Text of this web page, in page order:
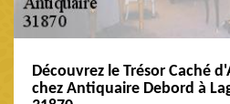
Découvrez le Trésor Caché
chez Antiquaire Debord à